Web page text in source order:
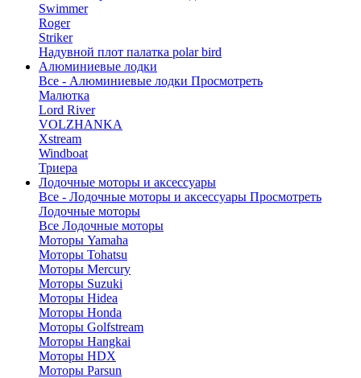
Swimmer
Roger
Striker
Надувной плот палатка polar bird
Алюминиевые лодки
Все - Алюминиевые лодки Просмотреть
Малютка
Lord River
VOLZHANKA
Xstream
Windboat
Триера
Лодочные моторы и аксессуары
Все - Лодочные моторы и аксессуары Просмотреть
Лодочные моторы
Все Лодочные моторы
Моторы Yamaha
Моторы Tohatsu
Моторы Mercury
Моторы Suzuki
Моторы Hidea
Моторы Honda
Моторы Golfstream
Моторы Hangkai
Моторы HDX
Моторы Parsun